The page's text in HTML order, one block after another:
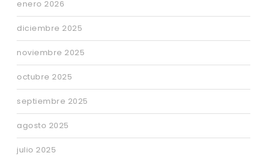
enero 2026
diciembre 2025
noviembre 2025
octubre 2025
septiembre 2025
agosto 2025
julio 2025